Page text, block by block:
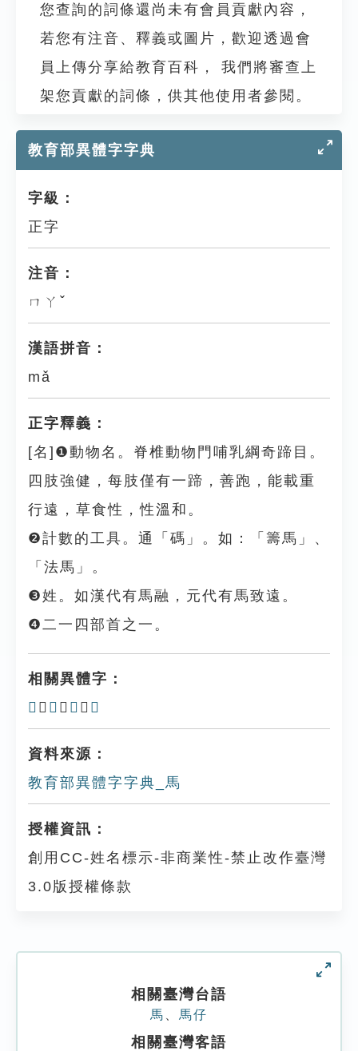
您查詢的詞條還尚未有會員貢獻內容，
若您有注音、釋義或圖片，歡迎透過會
員上傳分享給教育百科， 我們將審查上
架您貢獻的詞條，供其他使用者參閱。
教育部異體字字典
字級：
正字
注音：
ㄇㄚˇ
漢語拼音：
mǎ
正字釋義：
[名]❶動物名。脊椎動物門哺乳綱奇蹄目。
四肢強健，每肢僅有一蹄，善跑，能載重
行遠，草食性，性溫和。
❷計數的工具。通「碼」。如：「籌馬」、
「法馬」。
❸姓。如漢代有馬融，元代有馬致遠。
❹二一四部首之一。
相關異體字：
𢒗 、 𢒠 、 𢒧 、 𩡮
資料來源：
教育部異體字字典_馬
授權資訊：
創用CC-姓名標示-非商業性-禁止改作臺灣
3.0版授權條款
相關臺灣台語
馬 馬仔
相關臺灣客語